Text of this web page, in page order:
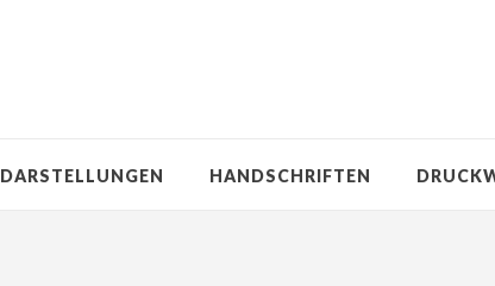
DARSTELLUNGEN HANDSCHRIFTEN